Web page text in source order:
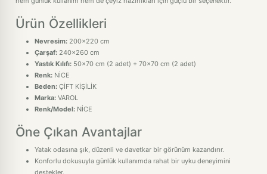
Ürün Özellikleri
Nevresim: 200x220 cm
Çarşaf: 240x260 cm
Yastık Kılıfı: 50x70 cm (2 adet) + 70x70 cm (2 adet)
Renk: NİCE
Beden: ÇİFT KİŞİLİK
Marka: VAROL
Renk/Model: NİCE
Öne Çıkan Avantajlar
Yatak odasına şık, düzenli ve davetkar bir görünüm kazandırır.
Konforlu dokusuyla günlük kullanımda rahat bir uyku deneyimini
destekler.